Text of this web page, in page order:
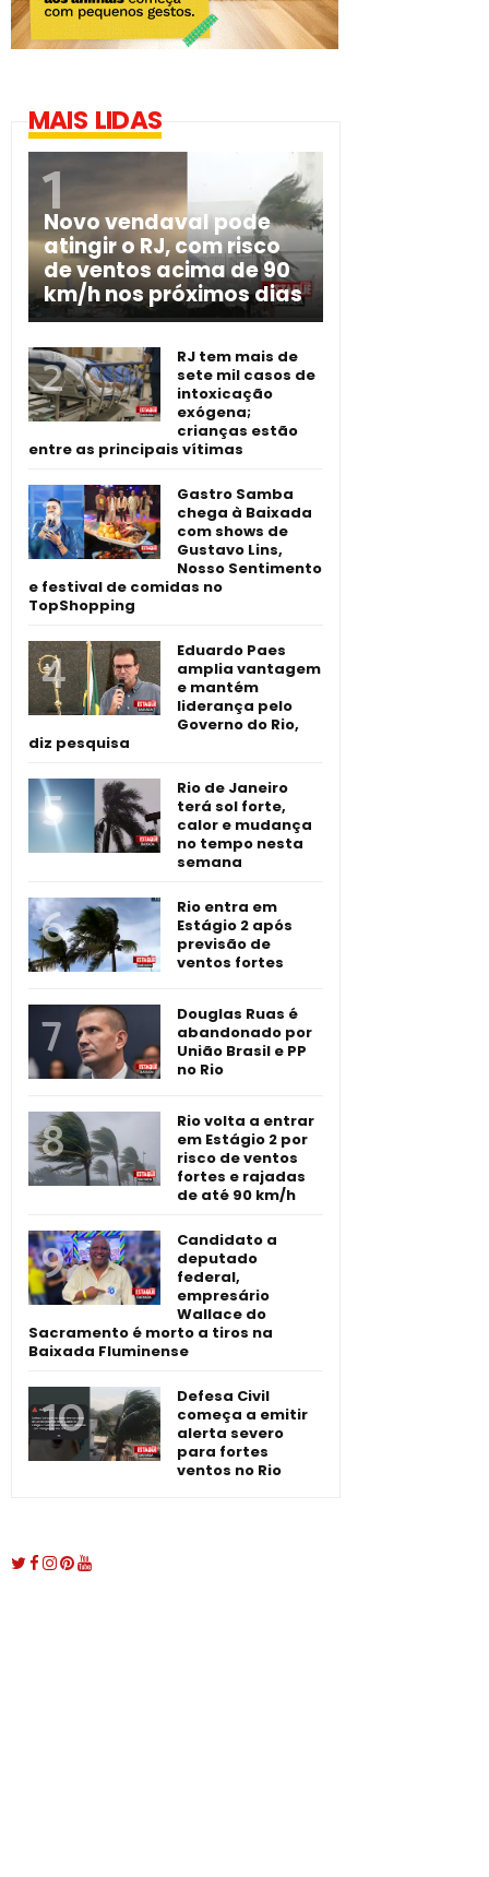
MAIS LIDAS
Novo vendaval pode
atingir o RJ, com risco
de ventos acima de 90
km/h nos próximos dias
RJ tem mais de
sete mil casos de
intoxicação
exógena;
crianças estão
entre as principais vítimas
Gastro Samba
chega à Baixada
com shows de
Gustavo Lins,
Nosso Sentimento
e festival de comidas no
TopShopping
Eduardo Paes
amplia vantagem
e mantém
liderança pelo
Governo do Rio,
diz pesquisa
Rio de Janeiro
terá sol forte,
calor e mudança
no tempo nesta
semana
Rio entra em
Estágio 2 após
previsão de
ventos fortes
Douglas Ruas é
abandonado por
União Brasil e PP
no Rio
Rio volta a entrar
em Estágio 2 por
risco de ventos
fortes e rajadas
de até 90 km/h
Candidato a
deputado
federal,
empresário
Wallace do
Sacramento é morto a tiros na
Baixada Fluminense
Defesa Civil
começa a emitir
alerta severo
para fortes
ventos no Rio